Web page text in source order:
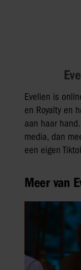
Evelien is
en Royalty en
aan haar
media, dan
een eigen
Meer van